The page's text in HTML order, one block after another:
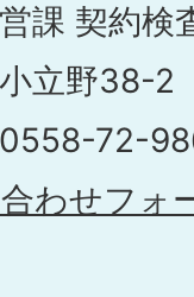
課 契約検
立野38-2
72-
わせフォ